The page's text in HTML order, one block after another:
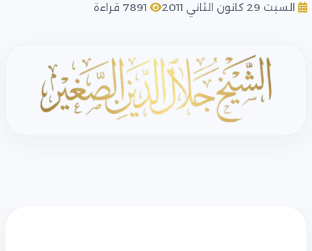
السبت 29 كانون الثاني 2011